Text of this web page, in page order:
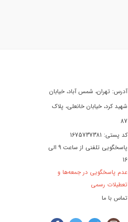
آدرس: تهران، شمس آباد، خیابان
شهید کرد، خیابان خانعلی، پلاک
87
کد پستی: 1675737381
پاسخگویی تلفنی از ساعت 9 الی
16
عدم پاسخگویی در جمعه‌ها و
تعطیلات رسمی
تماس با ما